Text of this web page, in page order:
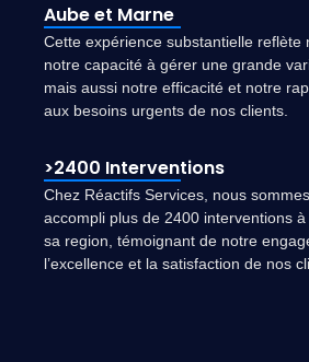
Aube et Marne
Cette expérience substantielle reflète
notre capacité à gérer une grande
mais aussi notre efficacité et notre
aux besoins urgents de nos clients.
>2400 Interventions
Chez Réactifs Services, nous
accompli plus de 2400 interventions
sa region, témoignant de notre
l’excellence et la satisfaction de nos